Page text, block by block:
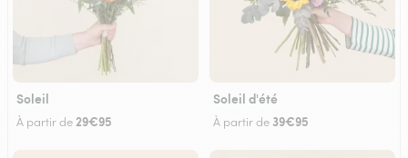
Soleil
À partir de 29€95
Soleil d'été
À partir de 39€95